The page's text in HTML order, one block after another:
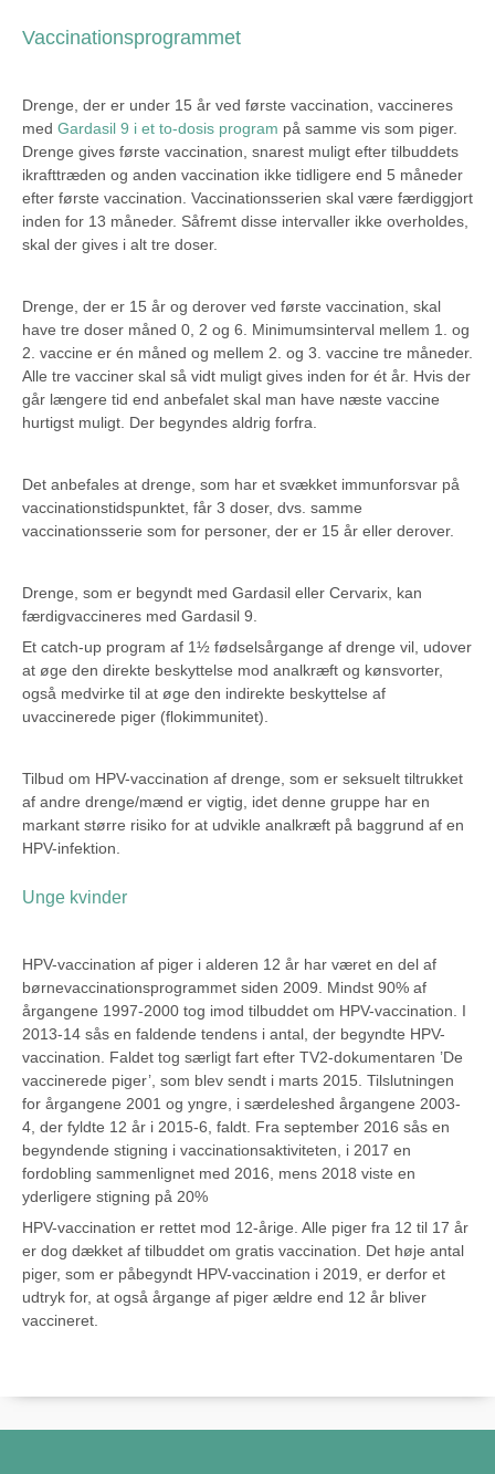
Vaccinationsprogrammet
Drenge, der er under 15 år ved første vaccination, vaccineres
med Gardasil 9 i et to-dosis program på samme vis som piger.
Drenge gives første vaccination, snarest muligt efter tilbuddets
ikrafttræden og anden vaccination ikke tidligere end 5 måneder
efter første vaccination. Vaccinationsserien skal være færdiggjort
inden for 13 måneder. Såfremt disse intervaller ikke overholdes,
skal der gives i alt tre doser.
Drenge, der er 15 år og derover ved første vaccination, skal
have tre doser måned 0, 2 og 6. Minimumsinterval mellem 1. og
2. vaccine er én måned og mellem 2. og 3. vaccine tre måneder.
Alle tre vacciner skal så vidt muligt gives inden for ét år. Hvis der
går længere tid end anbefalet skal man have næste vaccine
hurtigst muligt. Der begyndes aldrig forfra.
Det anbefales at drenge, som har et svækket immunforsvar på
vaccinationstidspunktet, får 3 doser, dvs. samme
vaccinationsserie som for personer, der er 15 år eller derover.
Drenge, som er begyndt med Gardasil eller Cervarix, kan
færdigvaccineres med Gardasil 9.
Et catch-up program af 1½ fødselsårgange af drenge vil, udover
at øge den direkte beskyttelse mod analkræft og kønsvorter,
også medvirke til at øge den indirekte beskyttelse af
uvaccinerede piger (flokimmunitet).
Tilbud om HPV-vaccination af drenge, som er seksuelt tiltrukket
af andre drenge/mænd er vigtig, idet denne gruppe har en
markant større risiko for at udvikle analkræft på baggrund af en
HPV-infektion.
Unge kvinder
HPV-vaccination af piger i alderen 12 år har været en del af
børnevaccinationsprogrammet siden 2009. Mindst 90% af
årgangene 1997-2000 tog imod tilbuddet om HPV-vaccination. I
2013-14 sås en faldende tendens i antal, der begyndte HPV-
vaccination. Faldet tog særligt fart efter TV2-dokumentaren ’De
vaccinerede piger’, som blev sendt i marts 2015. Tilslutningen
for årgangene 2001 og yngre, i særdeleshed årgangene 2003-
4, der fyldte 12 år i 2015-6, faldt. Fra september 2016 sås en
begyndende stigning i vaccinationsaktiviteten, i 2017 en
fordobling sammenlignet med 2016, mens 2018 viste en
yderligere stigning på 20%
HPV-vaccination er rettet mod 12-årige. Alle piger fra 12 til 17 år
er dog dækket af tilbuddet om gratis vaccination. Det høje antal
piger, som er påbegyndt HPV-vaccination i 2019, er derfor et
udtryk for, at også årgange af piger ældre end 12 år bliver
vaccineret.